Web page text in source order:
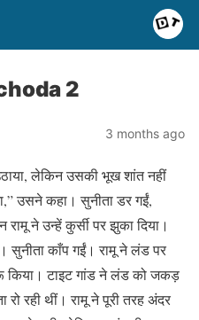
2
3 months ago
लेकिन उसकी भूख शांत नहीं
उसने कहा। सुनीता डर गईं,
ने उन्हें कुर्सी पर झुका दिया।
सुनीता काँप गईं। रामू ने लंड पर
किया। टाइट गांड ने लंड को जकड़
रही थीं। रामू ने पूरी तरह अंदर